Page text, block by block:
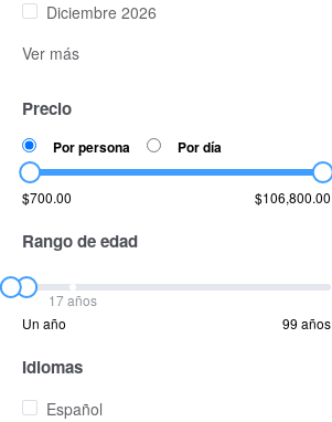
Diciembre 2026
Ver más
Precio
Por persona Por día
$700.00 $106,800.00
Rango de edad
17 años
Un año
99 años
Idiomas
Español